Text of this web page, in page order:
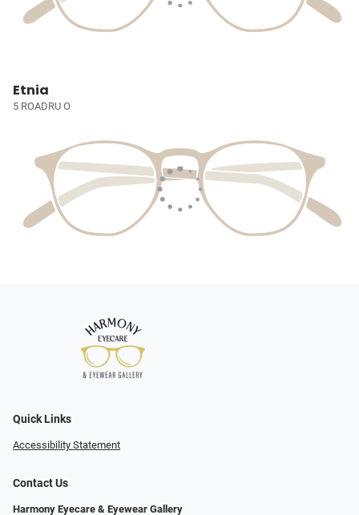
Etnia
5 ROADRU O
Quick Links
Accessibility Statement
Contact Us
Harmony Eyecare & Eyewear Gallery